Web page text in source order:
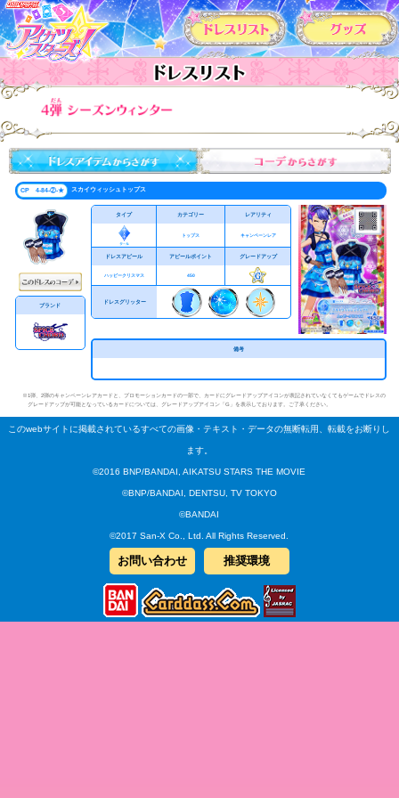
カードリスト
CP 4-84-②-★ スカイウィッシュトップス
ブランド
タイプ カテゴリー レアリティ
トップス キャンペーンレア
ドレスアピール アピールポイント グレードアップ
ハッピークリスマス 450
ドレスグリッター
備考
※1弾、2弾のキャンペーンレアカードと、プロモーションカードの一部で、カードにグレードアップアイコンが表記されていなくてもゲームでドレスの
グレードアップが可能となっているカードについては、グレードアップアイコン「G」を表示しております。ご了承ください。
このwebサイトに掲載されているすべての画像・テキスト・データの無断転用、転載をお断りし
ます。
©2016 BNP/BANDAI, AIKATSU STARS THE MOVIE
©BNP/BANDAI, DENTSU, TV TOKYO
©BANDAI
©2017 San-X Co., Ltd. All Rights Reserved.
お問い合わせ 推奨環境